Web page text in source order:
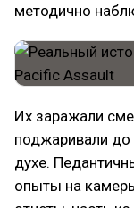
методично
Их заражали
поджаривали до
духе.
опыты на